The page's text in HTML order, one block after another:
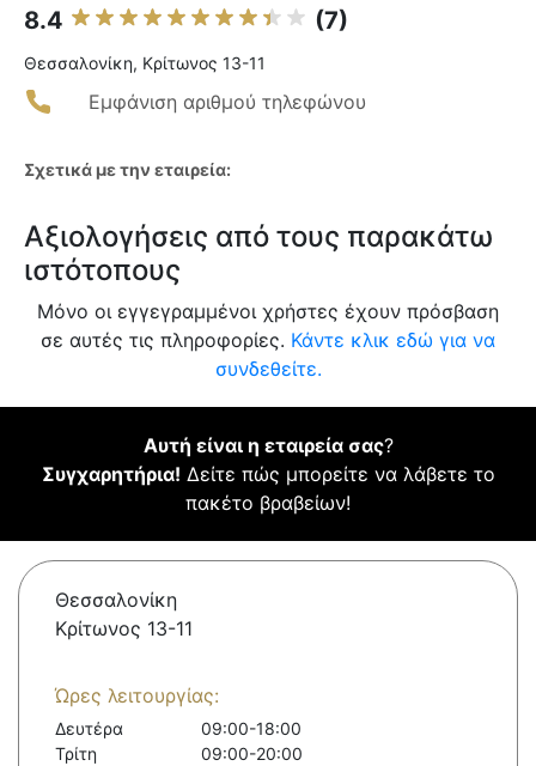
8.4 (7)
Θεσσαλονίκη, Κρίτωνος 13-11
Εμφάνιση αριθμού τηλεφώνου
Σχετικά με την εταιρεία:
Αξιολογήσεις από τους παρακάτω
ιστότοπους
Μόνο οι εγγεγραμμένοι χρήστες έχουν πρόσβαση
σε αυτές τις πληροφορίες. Κάντε κλικ εδώ για να
συνδεθείτε.
Αυτή είναι η εταιρεία σας?
Συγχαρητήρια! Δείτε πώς μπορείτε να λάβετε το
πακέτο βραβείων!
Θεσσαλονίκη
Κρίτωνος 13-11
Ώρες λειτουργίας:
Δευτέρα
09:00-18:00
Τρίτη
09:00-20:00